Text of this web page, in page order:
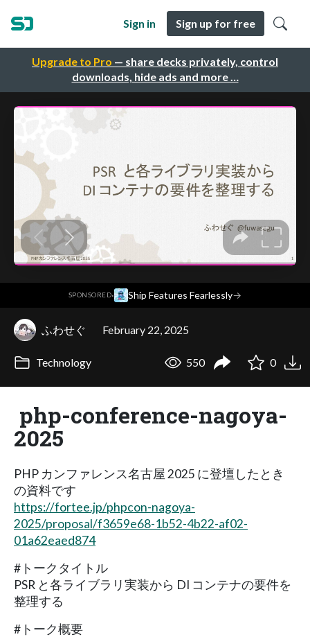
Upgrade to Pro — share decks privately, control
downloads, hide ads and more …
Sign in Sign up for free
SPONSORED· Ship Features Fearlessly→
ふわせぐ February 22, 2025
Technology 550 0
php-conference-nagoya-
2025
PHP カンファレンス名古屋 2025 に登壇したとき
の資料です
https://fortee.jp/phpcon-nagoya-
2025/proposal/f3659e68-1b52-4b22-af02-
01a62eaed874
#トークタイトル
PSR と各ライブラリ実装から DI コンテナの要件を
整理する
#トーク概要